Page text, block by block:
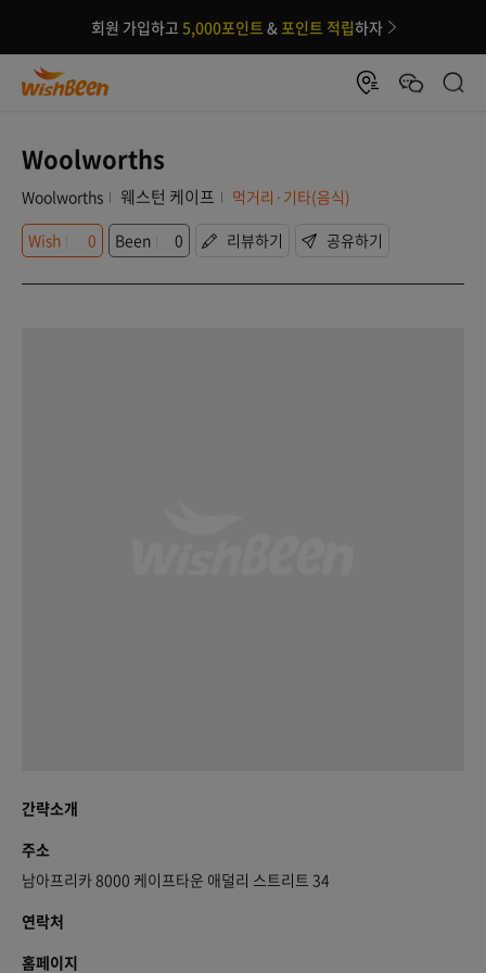
회원 가입하고 5,000포인트 &포인트 적립하자
Woolworths
Woolworths 웨스턴 케이프
먹거리·기타(음식)
Wish
0 Been 0 리뷰하기 공유하기
간략소개
주소
남아프리카 8000 케이프타운 애덜리 스트리트 34
연락처
홈페이지